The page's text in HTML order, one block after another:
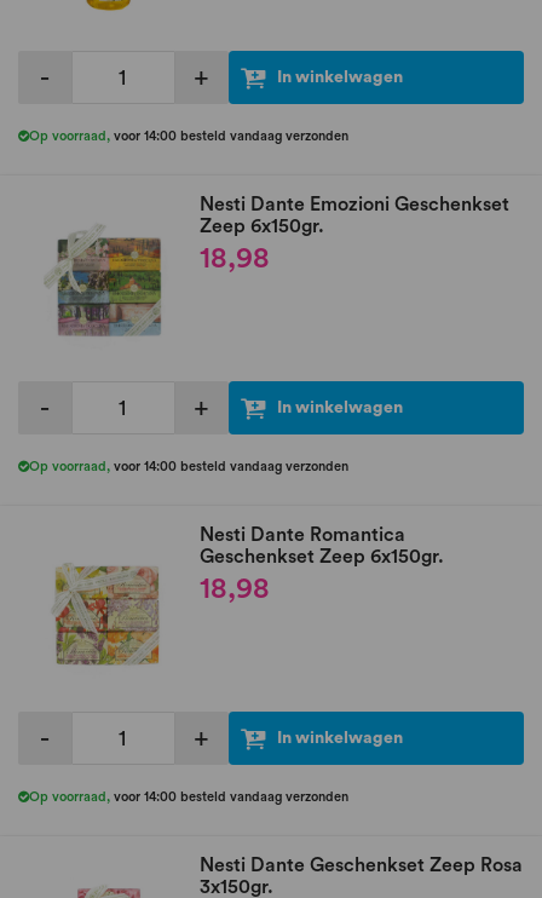
- + In winkelwagen
Op voorraad , voor 14:00 besteld vandaag verzonden
Nesti Dante Emozioni Geschenkset
Zeep 6x150gr.
18,98
- + In winkelwagen
Op voorraad , voor 14:00 besteld vandaag verzonden
Nesti Dante Romantica
Geschenkset Zeep 6x150gr.
18,98
- + In winkelwagen
Op voorraad , voor 14:00 besteld vandaag verzonden
Nesti Dante Geschenkset Zeep Rosa
3x150gr.